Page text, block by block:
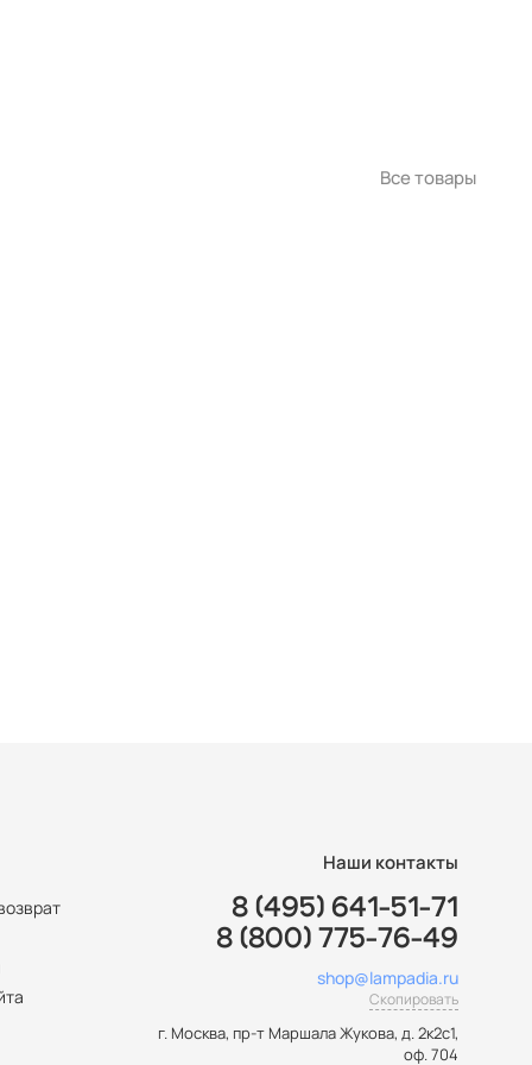
Все товары
Наши контакты
8 (495) 641-51-71
8 (800) 775-76-49
shop@lampadia.ru
Скопировать
г. Москва, пр-т Маршала Жукова, д. 2к2с1,
оф. 704